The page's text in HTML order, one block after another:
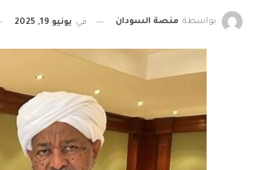
بواسطة منصة السودان في يونيو 19, 2025